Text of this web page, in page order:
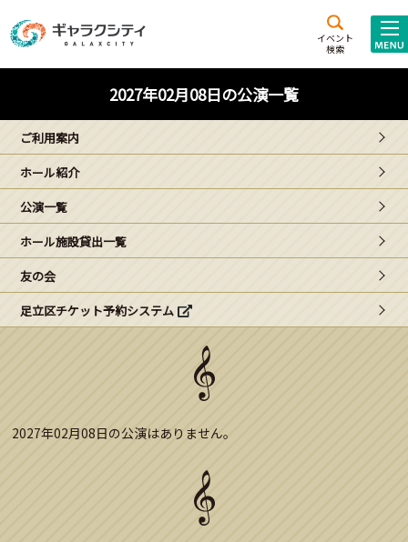
イベント
検索
施設案内
西新井
文化ホール
ギャラクシティとは
こどもみーてぃんぐ
Gがくえん
ブランドからのお知らせ
2027年02月08日の公演一覧
ご利用案内
ホール紹介
公演一覧
ホール施設貸出一覧
友の会
足立区チケット予約システム
2027年02月08日の公演はありません。